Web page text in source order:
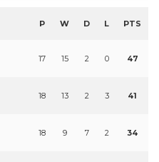
P W D L PTS
17 15 2 0 47
18 13 2 3 41
18 9 7 2 34